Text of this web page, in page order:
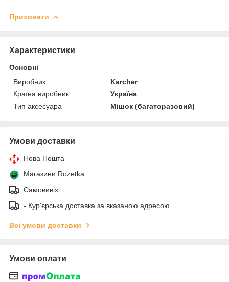
Приховати
Характеристики
Основні
Виробник
Karcher
Країна виробник
Україна
Тип аксесуара
Мішок (багаторазовий)
Умови доставки
Нова Пошта
Магазини Rozetka
Самовивіз
- Кур'єрська доставка за вказаною адресою
Всі умови доставки
Умови оплати